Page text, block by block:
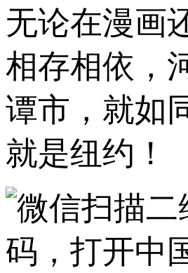
无论在漫画
相存相依，
谭市，就如
就是纽约！